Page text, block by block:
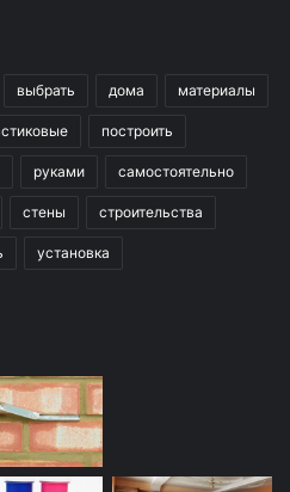
выбрать дома материалы
построить
руками самостоятельно
стены строительства
установка